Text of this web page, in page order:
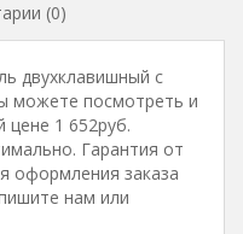
(0)
двухклавишный с
можете посмотреть и
цене 1 652руб.
Гарантия от
оформления заказа
нам или